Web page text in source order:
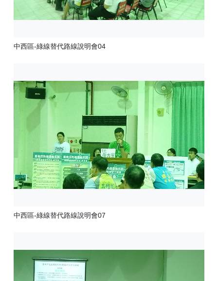
中西區-綠線替代路線說明會04
中西區-綠線替代路線說明會07